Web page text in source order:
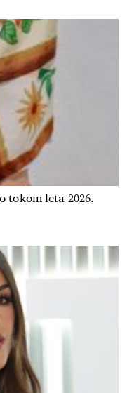
tokom leta 2026.